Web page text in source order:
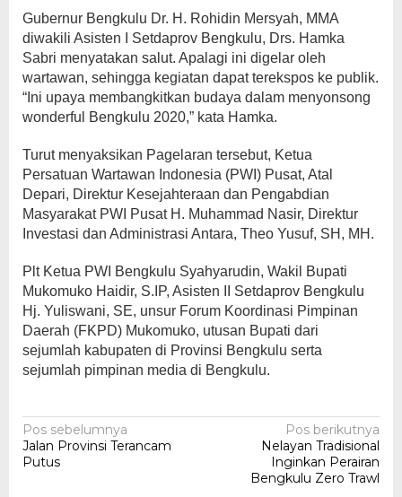
Gubernur Bengkulu Dr. H. Rohidin Mersyah, MMA
diwakili Asisten I Setdaprov Bengkulu, Drs. Hamka
Sabri menyatakan salut. Apalagi ini digelar oleh
wartawan, sehingga kegiatan dapat terekspos ke publik.
“Ini upaya membangkitkan budaya dalam menyonsong
wonderful Bengkulu 2020,” kata Hamka.
Turut menyaksikan Pagelaran tersebut, Ketua
Persatuan Wartawan Indonesia (PWI) Pusat, Atal
Depari, Direktur Kesejahteraan dan Pengabdian
Masyarakat PWI Pusat H. Muhammad Nasir, Direktur
Investasi dan Administrasi Antara, Theo Yusuf, SH, MH.
Plt Ketua PWI Bengkulu Syahyarudin, Wakil Bupati
Mukomuko Haidir, S.IP, Asisten II Setdaprov Bengkulu
Hj. Yuliswani, SE, unsur Forum Koordinasi Pimpinan
Daerah (FKPD) Mukomuko, utusan Bupati dari
sejumlah kabupaten di Provinsi Bengkulu serta
sejumlah pimpinan media di Bengkulu.
Navigasi
pos
Pos sebelumnya
Jalan Provinsi Terancam
Putus
Pos berikutnya
Nelayan Tradisional
Inginkan Perairan
Bengkulu Zero Trawl